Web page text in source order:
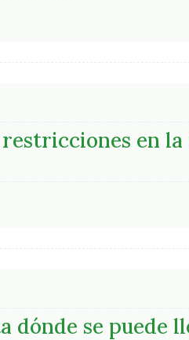
en la
dónde se puede